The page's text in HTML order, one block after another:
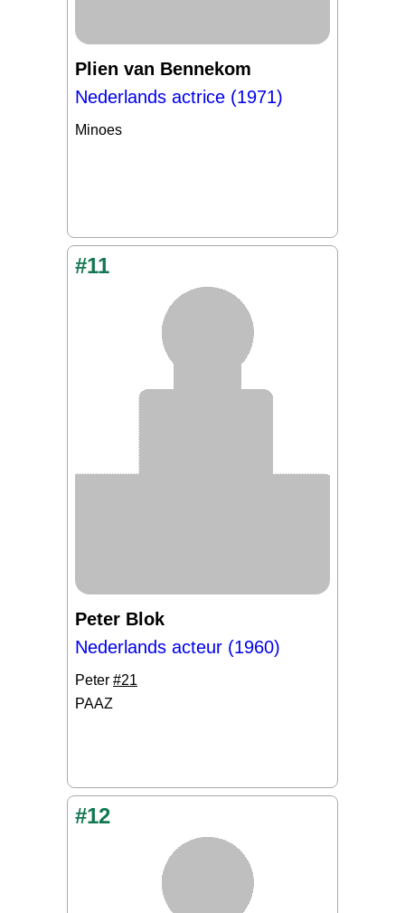
Plien van Bennekom
Nederlands actrice (1971)
Minoes
#11
Peter Blok
Nederlands acteur (1960)
Peter #21
PAAZ
#12